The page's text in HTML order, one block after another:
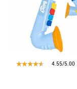
4.55/5.00